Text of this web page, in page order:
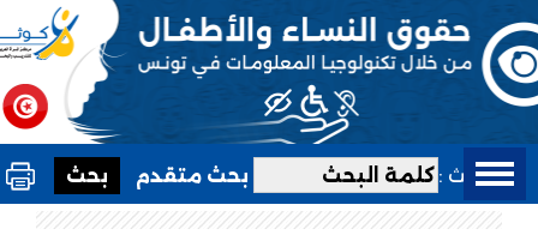
بحث : بحث متقدم